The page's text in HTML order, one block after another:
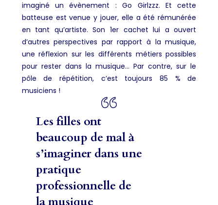
imaginé un évènement : Go Girlzzz. Et cette
batteuse est venue y jouer, elle a été rémunérée
en tant qu’artiste. Son 1er cachet lui a ouvert
d’autres perspectives par rapport à la musique,
une réflexion sur les différents métiers possibles
pour rester dans la musique… Par contre, sur le
pôle de répétition, c’est toujours 85 % de
musiciens !
Les filles ont
beaucoup de mal à
s’imaginer dans une
pratique
professionnelle de
la musique